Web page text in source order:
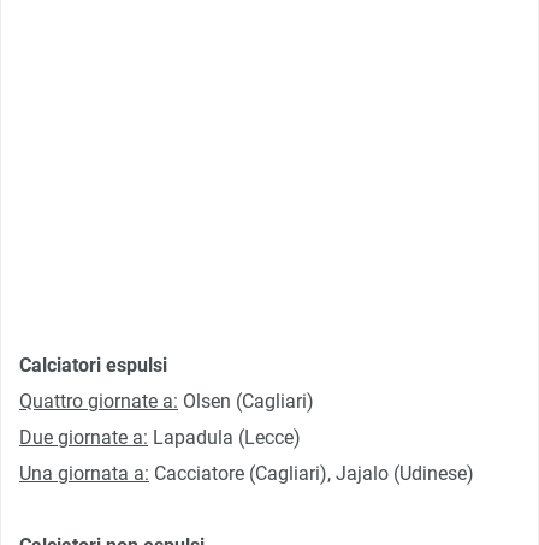
Calciatori espulsi
Quattro giornate a: Olsen (Cagliari)
Due giornate a: Lapadula (Lecce)
Una giornata a: Cacciatore (Cagliari), Jajalo (Udinese)